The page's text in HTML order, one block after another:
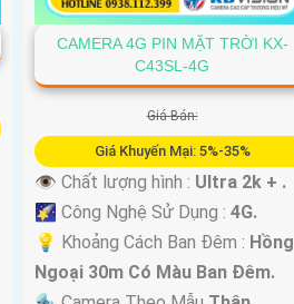
CAMERA 4G PIN MẶT TRỜI KX-
C43SL-4G
Giá Bán:
Giá Khuyến Mại: 5%-35%
👁 Chất lượng hình : Ultra 2k + .
🌠 Công Nghệ Sử Dụng :4G.
💡 Khoảng Cách Ban Đêm : Hồng
Ngoại 30m Có Màu Ban Ðêm.